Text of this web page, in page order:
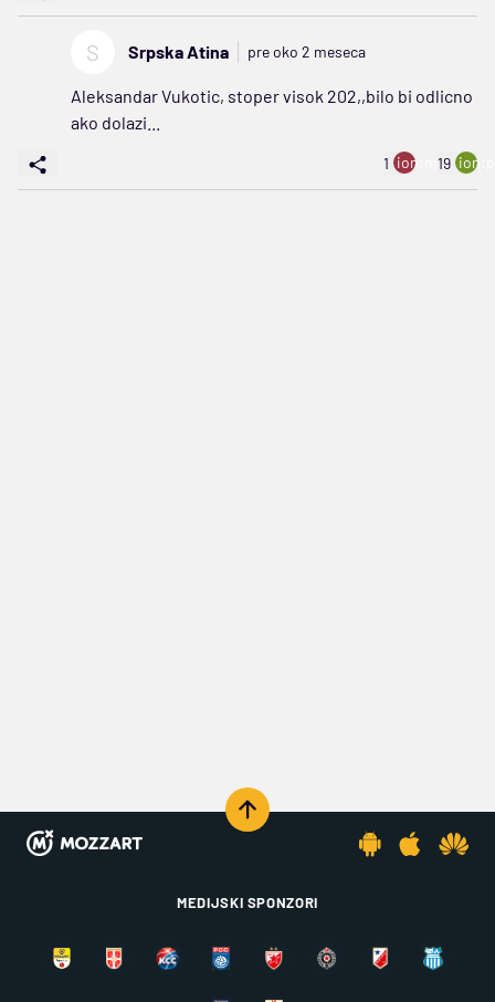
S Srpska Atina pre oko 2 meseca
Aleksandar Vukotic, stoper visok 202,,bilo bi odlicno
ako dolazi...
1 ion:minus
19
MEDIJSKI SPONZORI